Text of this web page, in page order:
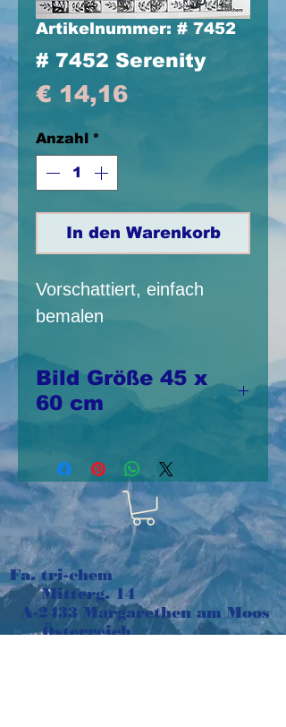
Artikelnummer: # 7452
# 7452 Serenity
€ 14,16Preis
Anzahl *
In den Warenkorb
Vorschattiert, einfach
bemalen
Bild Größe 45 x
60 cm
Stoff
Fa. tri-chem
Mitterg. 14
A-2433 Margarethen am Moos
Österreich